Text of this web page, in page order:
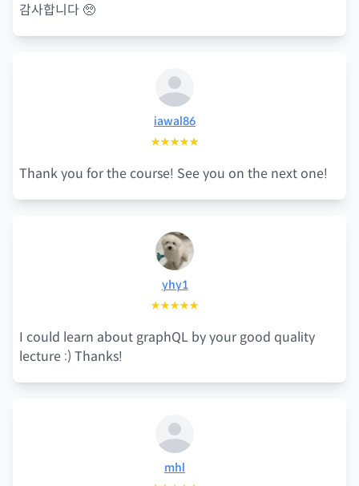
감사합니다 🥺
iawal86
★★★★★
Thank you for the course! See you on the next one!
yhy1
★★★★★
I could learn about graphQL by your good quality
lecture :) Thanks!
mhl